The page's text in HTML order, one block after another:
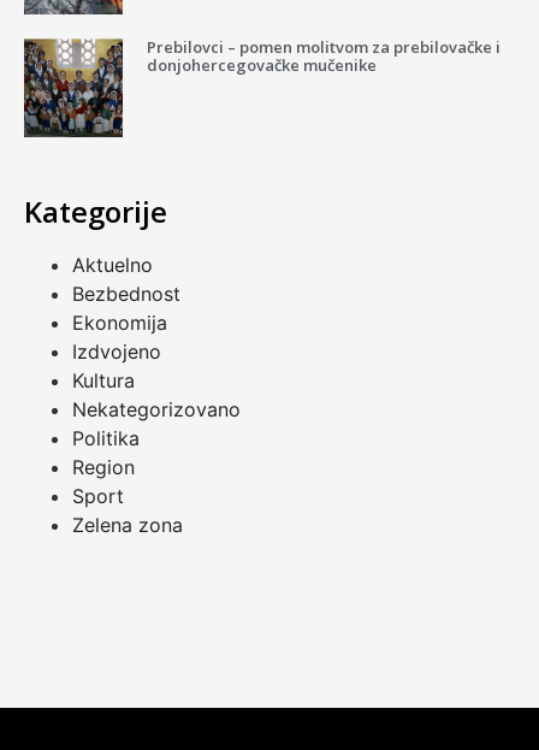
Prebilovci – pomen molitvom za prebilovačke i
donjohercegovačke mučenike
Kategorije
Aktuelno
Bezbednost
Ekonomija
Izdvojeno
Kultura
Nekategorizovano
Politika
Region
Sport
Zelena zona